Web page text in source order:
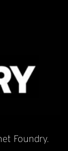
Foundry.